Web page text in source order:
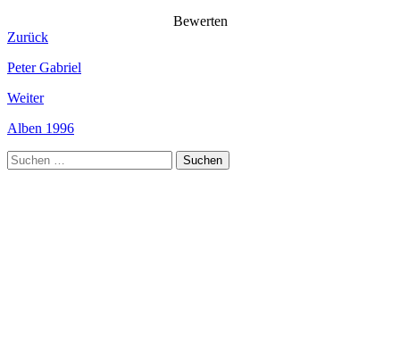
Bewerten
Zurück
Peter Gabriel
Weiter
Alben 1996
Suchen
nach: